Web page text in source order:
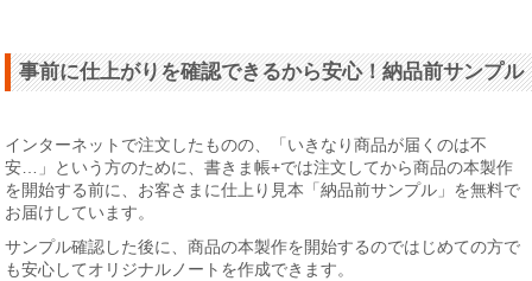
事前に仕上がりを確認できるから安心！納品前サンプル
インターネットで注文したものの、「いきなり商品が届くのは不
安…」という方のために、書きま帳+では注文してから商品の本製作
を開始する前に、お客さまに仕上り見本「納品前サンプル」を無料で
お届けしています。
サンプル確認した後に、商品の本製作を開始するのではじめての方で
も安心してオリジナルノートを作成できます。